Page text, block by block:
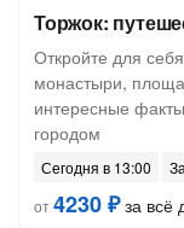
Торжок:
Откройте для
монастыри,
интересные
городом
Сегодня в 13:00
от4230 ₽за всё